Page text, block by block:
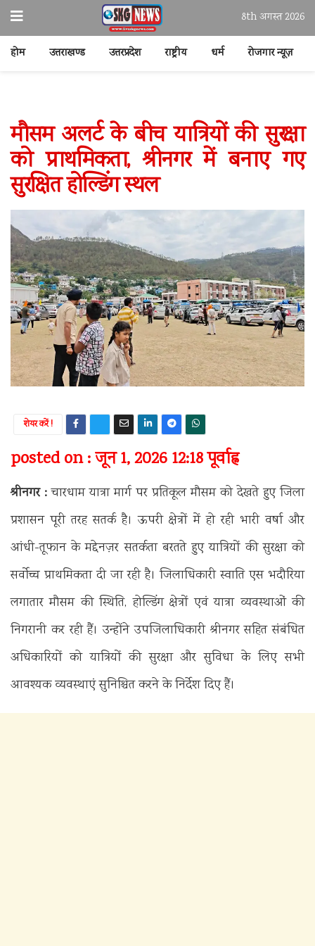
8th अगस्त 2026
होम उत्तराखण्ड उत्तरप्रदेश राष्ट्रीय धर्म रोजगार न्यूज़
मौसम अलर्ट के बीच यात्रियों की सुरक्षा
को प्राथमिकता, श्रीनगर में बनाए गए
सुरक्षित होल्डिंग स्थल
शेयर करें !
posted on : जून 1, 2026 12:18 पूर्वाह्न
श्रीनगर :चारधाम यात्रा मार्ग पर प्रतिकूल मौसम को देखते हुए जिला
प्रशासन पूरी तरह सतर्क है। ऊपरी क्षेत्रों में हो रही भारी वर्षा और
आंधी-तूफान के मद्देनज़र सतर्कता बरतते हुए यात्रियों की सुरक्षा को
सर्वोच्च प्राथमिकता दी जा रही है। जिलाधिकारी स्वाति एस भदौरिया
लगातार मौसम की स्थिति, होल्डिंग क्षेत्रों एवं यात्रा व्यवस्थाओं की
निगरानी कर रही हैं। उन्होंने उपजिलाधिकारी श्रीनगर सहित संबंधित
अधिकारियों को यात्रियों की सुरक्षा और सुविधा के लिए सभी
आवश्यक व्यवस्थाएं सुनिश्चित करने के निर्देश दिए हैं।